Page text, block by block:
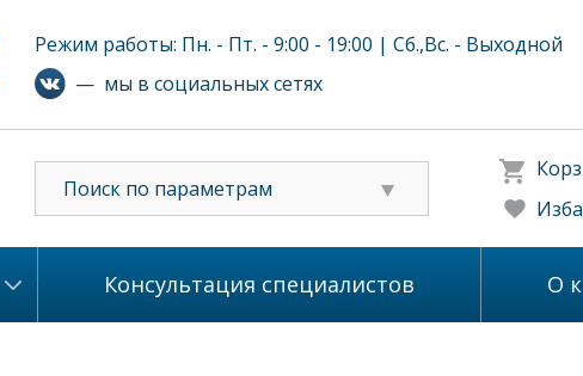
Режим работы: Пн. - Пт. - 9:00 - 19:00 | Сб.,Вс. - Выходной
— мы в социальных сетях
Поиск по параметрам
Консультация специалистов О